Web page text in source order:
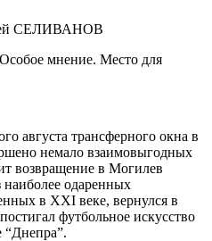
СЕЛИВАНОВ
мнение. Место для
августа трансферного окна в
немало взаимовыгодных
возвращение в Могилев
одаренных
в XXI веке, вернулся в
футбольное искусство
“Днепра”.